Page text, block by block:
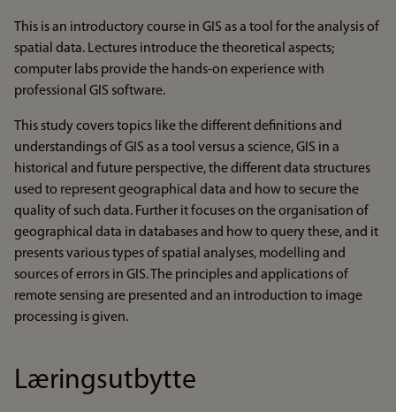
This is an introductory course in GIS as a tool for the analysis of
spatial data. Lectures introduce the theoretical aspects;
computer labs provide the hands-on experience with
professional GIS software.
This study covers topics like the different definitions and
understandings of GIS as a tool versus a science, GIS in a
historical and future perspective, the different data structures
used to represent geographical data and how to secure the
quality of such data. Further it focuses on the organisation of
geographical data in databases and how to query these, and it
presents various types of spatial analyses, modelling and
sources of errors in GIS. The principles and applications of
remote sensing are presented and an introduction to image
processing is given.
Læringsutbytte